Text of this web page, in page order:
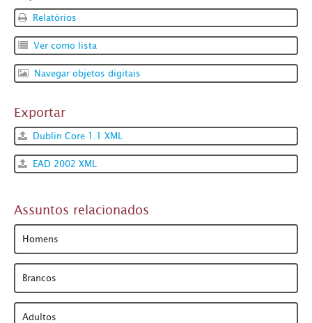
Relatórios
Ver como lista
Navegar objetos digitais
Exportar
Dublin Core 1.1 XML
EAD 2002 XML
Assuntos relacionados
Homens
Brancos
Adultos